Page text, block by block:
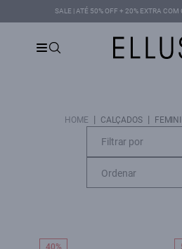
SALE | ATÉ 50% OFF + 20% EXTRA COM
HOME | CALÇADOS |
Filtrar por
40%